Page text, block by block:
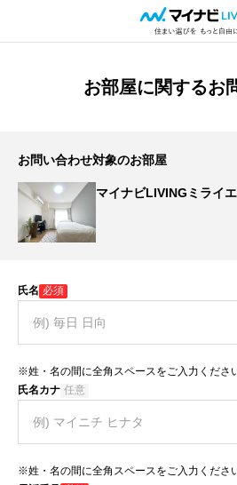
お部屋に関するお
お問い合わせ対象のお部屋
マイナビLIVINGミライ
氏名 必須
※姓・名の間に全角スペースをご入力くださ
氏名カナ 任意
※姓・名の間に全角スペースをご入力くださ